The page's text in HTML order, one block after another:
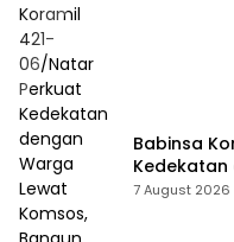
Babinsa
Kedekatan
Bangun
7 August 2026